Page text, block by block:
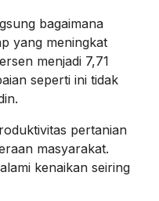
bagaimana
yang meningkat
menjadi 7,71
seperti ini tidak
pertanian
masyarakat.
kenaikan seiring